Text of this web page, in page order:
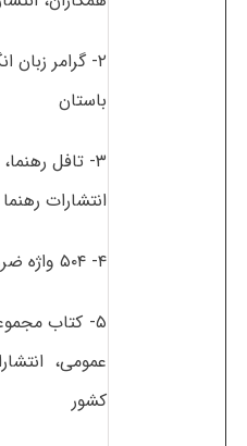
۲- گرامر زبان
باستان
۳- تافل
انتشارات رهنما
۴- ۵۰۴ واژه ضروری تافل، انتشارات جنگل
۵- کتاب
عمومی،
کشور